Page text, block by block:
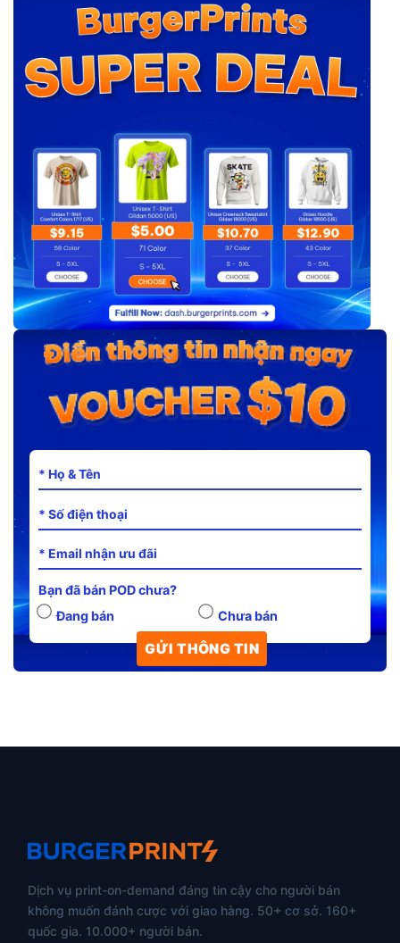
Bạn đã bán POD chưa?
Đang bán
Chưa bán
Dịch vụ print-on-demand đáng tin cậy cho người bán
không muốn đánh cược với giao hàng. 50+ cơ sở. 160+
quốc gia. 10.000+ người bán.